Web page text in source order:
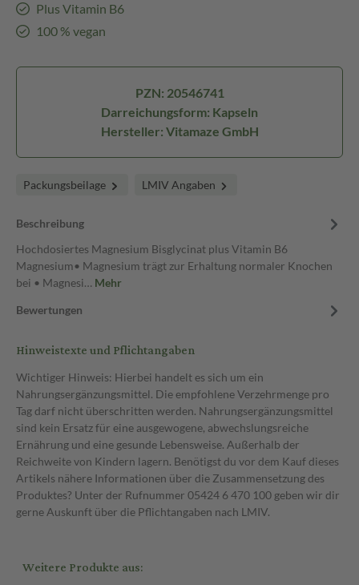
Plus Vitamin B6
100 % vegan
PZN: 20546741
Darreichungsform: Kapseln
Hersteller: Vitamaze GmbH
Packungsbeilage LMIV Angaben
Beschreibung
Hochdosiertes Magnesium Bisglycinat plus Vitamin B6
Magnesium• Magnesium trägt zur Erhaltung normaler Knochen
bei • Magnesi… Mehr
Bewertungen
Hinweistexte und Pflichtangaben
Wichtiger Hinweis: Hierbei handelt es sich um ein
Nahrungsergänzungsmittel. Die empfohlene Verzehrmenge pro
Tag darf nicht überschritten werden. Nahrungsergänzungsmittel
sind kein Ersatz für eine ausgewogene, abwechslungsreiche
Ernährung und eine gesunde Lebensweise. Außerhalb der
Reichweite von Kindern lagern. Benötigst du vor dem Kauf dieses
Artikels nähere Informationen über die Zusammensetzung des
Produktes? Unter der Rufnummer 05424 6 470 100 geben wir dir
gerne Auskunft über die Pflichtangaben nach LMIV.
Weitere Produkte aus: